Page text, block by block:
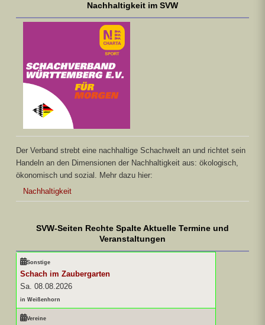
Nachhaltigkeit im SVW
Der Verband strebt eine nachhaltige Schachwelt an und richtet sein
Handeln an den Dimensionen der Nachhaltigkeit aus: ökologisch,
ökonomisch und sozial. Mehr dazu hier:
Nachhaltigkeit
SVW-Seiten Rechte Spalte Aktuelle Termine und
Veranstaltungen
Sonstige
Schach im Zaubergarten
Sa. 08.08.2026
in Weißenhorn
Vereine